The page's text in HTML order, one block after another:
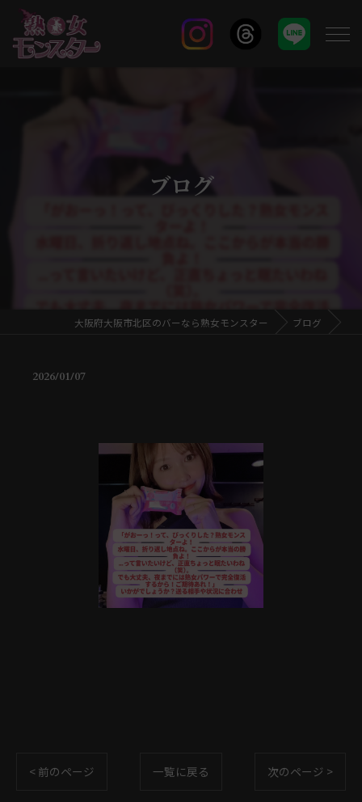
ブログ
大阪府大阪市北区のバーなら熟女モンスター ブログ
2026/01/07
< 前のページ 一覧に戻る 次のページ >